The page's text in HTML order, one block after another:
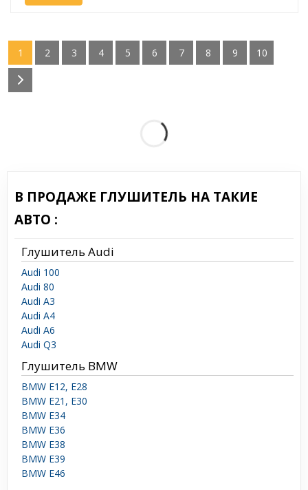
1 2 3 4 5 6 7 8 9 10
В ПРОДАЖЕ ГЛУШИТЕЛЬ НА ТАКИЕ
АВТО :
Глушитель Audi
Audi 100
Audi 80
Audi A3
Audi A4
Audi A6
Audi Q3
Глушитель BMW
BMW E12, E28
BMW E21, E30
BMW E34
BMW E36
BMW E38
BMW E39
BMW E46